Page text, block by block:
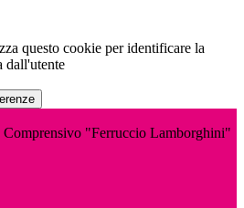
questo cookie per identificare la
dall'utente
Comprensivo "Ferruccio Lamborghini"